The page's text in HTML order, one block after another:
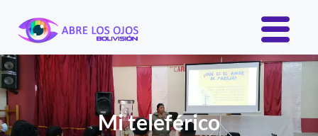
Mi teleférico